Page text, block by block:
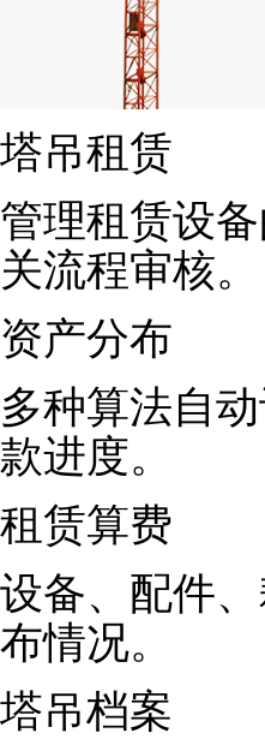
塔吊租赁
管理租赁设
关流程审核。
资产分布
多种算法自
款进度。
租赁算费
设备、配件
布情况。
塔吊档案